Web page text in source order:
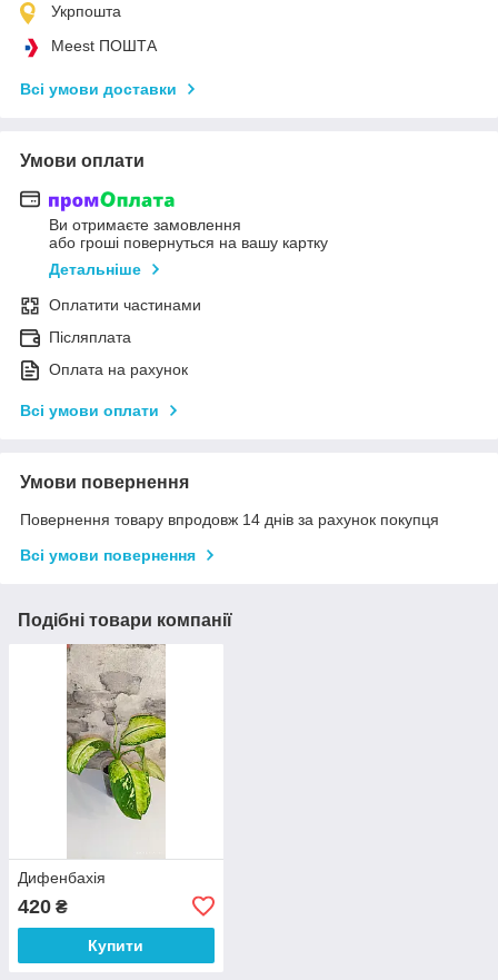
Укрпошта
Meest ПОШТА
Всі умови доставки
Умови оплати
Ви отримаєте замовлення
або гроші повернуться на вашу картку
Детальніше
Оплатити частинами
Післяплата
Оплата на рахунок
Всі умови оплати
Умови повернення
Повернення товару впродовж 14 днів за рахунок покупця
Всі умови повернення
Подібні товари компанії
Дифенбахія
420 ₴
Купити